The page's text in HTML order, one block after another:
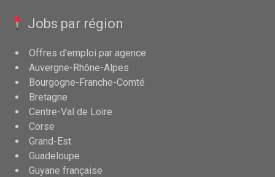
Jobs par région
Offres d'emploi par agence
Auvergne-Rhône-Alpes
Bourgogne-Franche-Comté
Bretagne
Centre-Val de Loire
Corse
Grand-Est
Guadeloupe
Guyane française